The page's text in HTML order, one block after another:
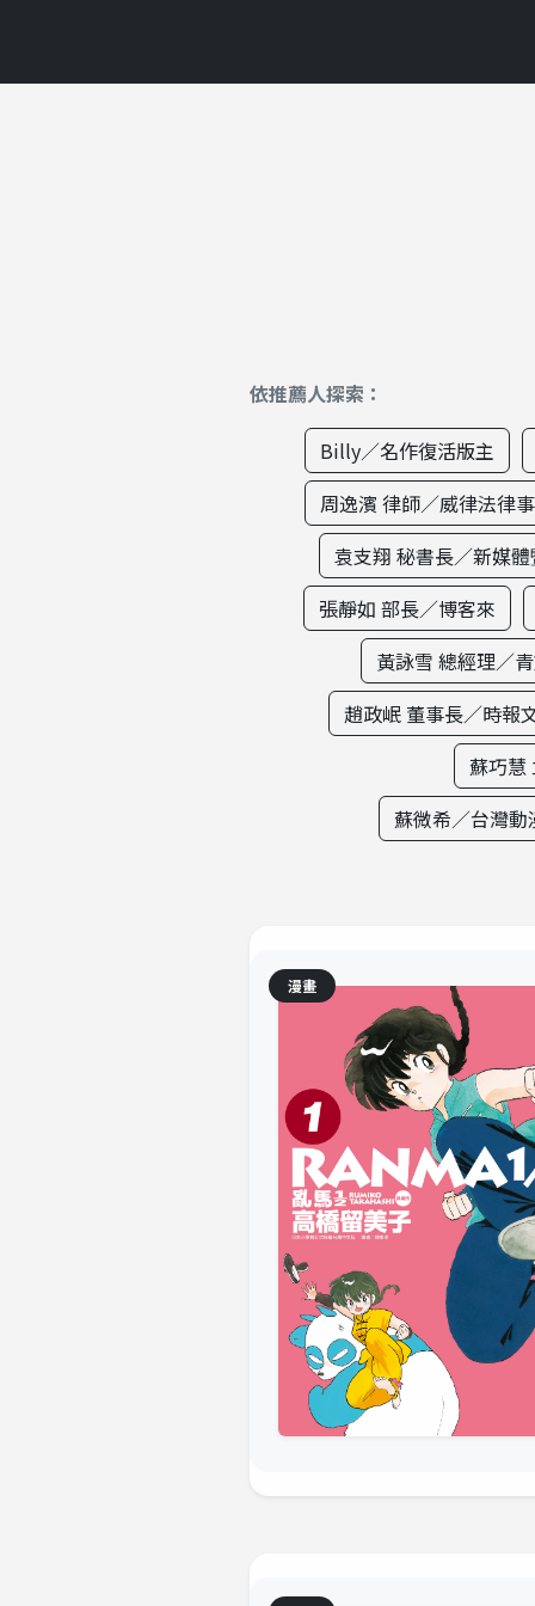
依推薦人探索：
Billy／名作復活版主
周逸濱 律師／威律法律
袁支翔 秘書長／新媒
張靜如 部長／博客來
黃詠雪 總經理／
趙政岷 董事長／時報
蘇巧慧
蘇微希／台灣
漫畫